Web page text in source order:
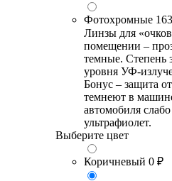
Фотохромные
Линзы для
помещении –
темные. Степень
уровня УФ-
Бонус – защита
темнеют в
автомобиля
ультрафиолет.
Выберите цвет
Коричневый 0 ₽